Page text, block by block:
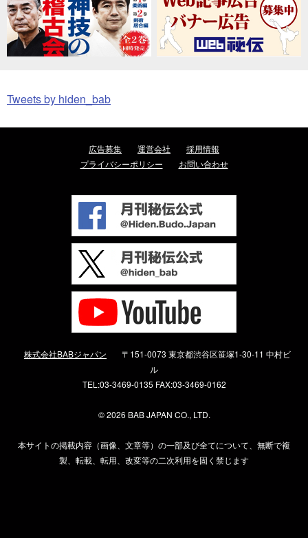
Tweets by hiden_bab
広告募集 運営会社
採用情報
プライバシーポリシー
お問い合わせ
株式会社BABジャパン
〒151-0073 東京都渋谷区笹塚1-30-11 中村ビ
ル
TEL:03-3469-0135 FAX:03-3469-0162
©2026 BAB JAPAN CO., LTD.
本サイトの掲載内容（画像、文章等）の一部及び全てについて、無断で複
製、転載、転用、改変等の二次利用を固く禁じます